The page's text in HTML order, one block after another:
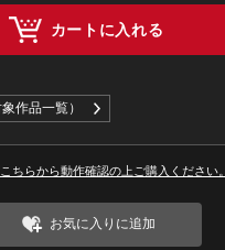
カートに入れる
作品一覧）
ちらから動作確認の上ご購入ください。
お気に入りに追加